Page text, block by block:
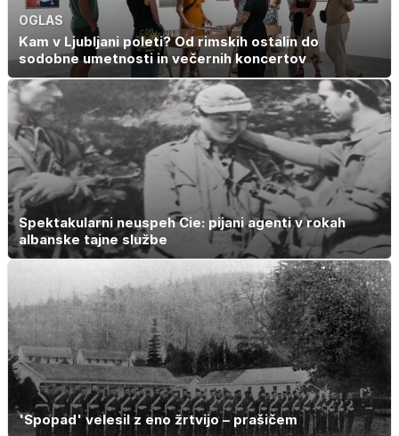
OGLAS
Kam v Ljubljani poleti? Od rimskih ostalin do
sodobne umetnosti in večernih koncertov
Spektakularni neuspeh Cie: pijani agenti v rokah
albanske tajne službe
'Spopad' velesil z eno žrtvijo – prašičem